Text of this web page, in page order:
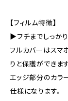
【フィルム特徴】
▶フチまでしっか
フルカバーはスマ
りと保護ができます
エッジ部分のカラ
仕様になります。